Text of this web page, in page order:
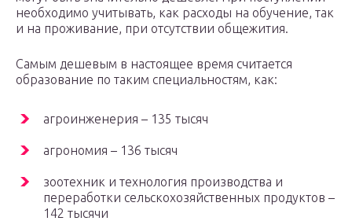
необходимо учитывать, как расходы на обучение, так
и на проживание, при отсутствии общежития.
Самым дешевым в настоящее время считается
образование по таким специальностям, как:
агроинженерия – 135 тысяч
агрономия – 136 тысяч
зоотехник и технология производства и
переработки сельскохозяйственных продуктов –
142 тысячи